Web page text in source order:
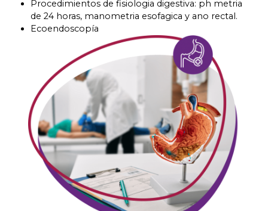
Procedimientos de fisiologia digestiva: ph metria
de 24 horas, manometria esofagica y ano rectal .
Ecoendoscopía